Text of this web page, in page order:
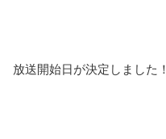
放送開始日が決定しました！